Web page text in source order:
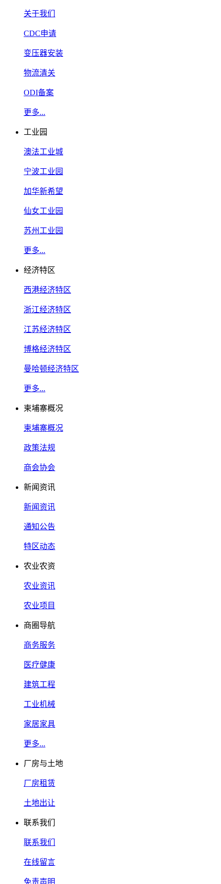
关于我们
CDC申请
变压器安装
物流清关
ODI备案
更多...
工业园
澳法工业城
宁波工业园
加华新希望
仙女工业园
苏州工业园
更多...
经济特区
西港经济特区
浙江经济特区
江苏经济特区
博格经济特区
曼哈顿经济特区
更多...
柬埔寨概况
柬埔寨概况
政策法规
商会协会
新闻资讯
新闻资讯
通知公告
特区动态
农业农资
农业资讯
农业项目
商圈导航
商务服务
医疗健康
建筑工程
工业机械
家居家具
更多...
厂房与土地
厂房租赁
土地出让
联系我们
联系我们
在线留言
免责声明